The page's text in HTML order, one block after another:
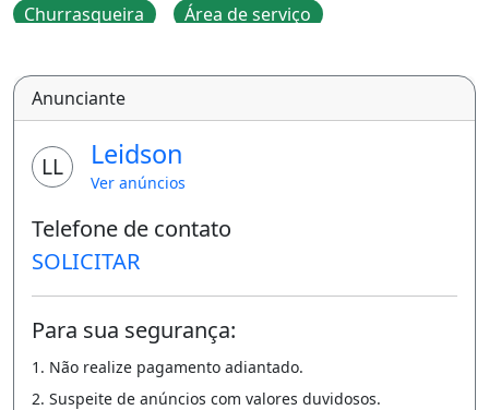
Churrasqueira Área de serviço
Anunciante
LL Leidson
Ver anúncios
Telefone de contato
SOLICITAR
Para sua segurança:
1. Não realize pagamento adiantado.
2. Suspeite de anúncios com valores duvidosos.